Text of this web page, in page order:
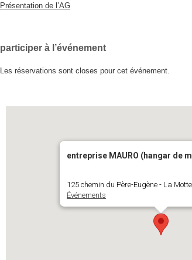
Présentation de l’AG
participer à l’événement
Les réservations sont closes pour cet événement.
entreprise MAURO (hangar de
125 chemin du Père-Eugène - La
Événements